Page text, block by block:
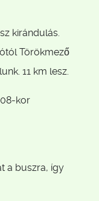
kirándulás.
Törökmező
11 km lesz.
kor
a buszra, így